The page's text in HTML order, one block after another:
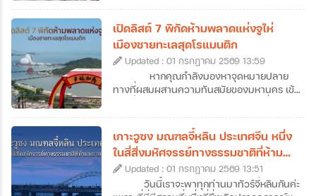
องค์ที่คนไทยรู้จักกันดี จึงไม่น่าแปลกใจที่สายมู
สายบุญ และนักท่องเที่ยวที่อยากสัมผัสจีนแบบ
โลคอลจะหลงรักที่นี่ได้ไม่ยาก ซึ่งวันนี้เราก็จะพา
ทุกคนไปทัวร์ซัวเถากันแบบจัดเต็ม ที่มีทั้งข้อมูล
เที่ยวซัวเถา 12 ที่เที่ยวไฮไลต์ พร้อมลิสต์ร้าน
เด็ดและที่พักมาแนะนำไว้ให้ครบ ให้เราสามารถ
วางแผนเที่ยวกันได้ง่าย ๆ แบบครบจบในที่
หิมะขาวโพลนและอากาศหนาวจัด แต่ฉางชุน
เป็นเมืองที่ได้รับฉายาว่า “เมืองแห่งฤดูใบไม้ผลิ
แห่งภาคเหนือ” ความพิเศษของเมืองนี้คืออะไร?
ทำไมถึงได้รับการขนานนามว่าเป็นเมืองแห่งฤดู
ใบไม้ผลิแห่งภาคเหนือ วันนี้เราจะพาไปหาคำ
ตอบกันค่ะ นอกจากนี้เราก็ยังทำการรวบรวม
ข้อมูลเที่ยวฉางชุนฉบับอัปเดตปี 2026 ที่จะพา
ฉางชุนแบบครบทุกมิติ ไม่ว่าจะเป็นแลนด์มาร์ก
สำคัญ แหล่งพักผ่อน หรือย่านไลฟ์สไตล์มาฝาก
กันด้วย ว่าแล้วก็เตรียมตัวออกเดินทางไปเยือน
เมืองหลวงแห่งมณฑลจี๋หลินที่ฉางชุนกันได้เลย
ค่ะ
เปิดลิสต์ 7 พิกัดห้ามพลาดแห่งจูไห่
เมืองชายทะเลสุดโรแมนติก
Updated : 01 กรกฎาคม 2569 13:59
หากคุณกำลังมองหาจุดหมายปลาย
ทางที่ผสมผสานความทันสมัยของมหานคร เข้า
วางแผนมาทัวร์จูไห่คือคำตอบที่ไม่ควรมองข้าม
เลยค่ะ เมืองชายฝั่งทะเลแห่งนี้ไม่ได้มีดีแค่เป็น
เขตเศรษฐกิจพิเศษที่คึกคัก แต่ยังมีเสน่ห์เฉพาะ
ตัวด้วยถนนสายยาวเลียบหาด สวนสาธารณะ
เขียวขจีที่แทรกตัวอยู่ทุกมุมเมือง และ
บรรยากาศที่ดูผ่อนคลายกว่าเมืองใหญ่ข้าง
เกาะวูซง มณฑลจี๋หลิน ประเทศจีน หนึ่ง
ในสี่สิ่งมหัศจรรย์ทางธรรมชาติที่ห้าม
พลาดของจีน
Updated : 01 กรกฎาคม 2569 13:51
วันนี้เราจะพาทุกท่านมาทัวร์จี๋หลินกันค่ะ